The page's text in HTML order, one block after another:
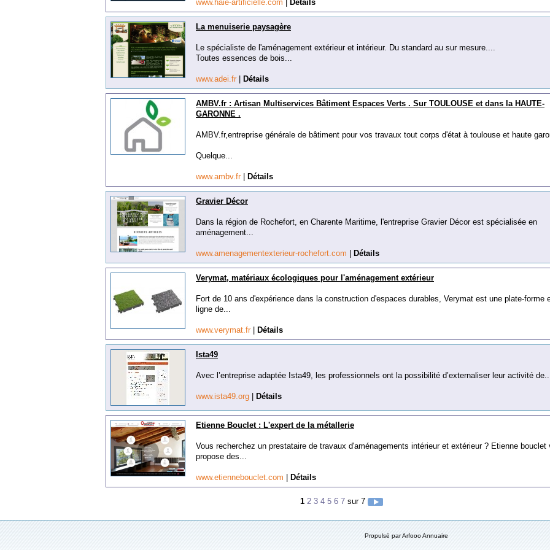
www.haie-artificielle.com Détails
La menuiserie paysagère
Le spécialiste de l'aménagement extérieur et intérieur. Du standard au sur mesure....
Toutes essences de bois...
www.adei.fr Détails
AMBV.fr : Artisan Multiservices Bâtiment Espaces Verts . Sur TOULOUSE et dans la HAUTE-
GARONNE .
AMBV.fr,entreprise générale de bâtiment pour vos travaux tout corps d'état à toulouse et haute
Quelque...
www.ambv.fr Détails
Gravier Décor
Dans la région de Rochefort, en Charente Maritime, l'entreprise Gravier Décor est spécialisée en
aménagement...
www.amenagementexterieur-rochefort.com Détails
Verymat, matériaux écologiques pour l'aménagement extérieur
Fort de 10 ans d'expérience dans la construction d'espaces durables, Verymat est une plate-forme
ligne de...
www.verymat.fr Détails
Ista49
Avec l’entreprise adaptée Ista49, les professionnels ont la possibilité d’externaliser leur activité
www.ista49.org Détails
Etienne Bouclet : L'expert de la métallerie
Vous recherchez un prestataire de travaux d'aménagements intérieur et extérieur ? Etienne bouclet
propose des...
www.etiennebouclet.com Détails
1 2 3 4 5 6 7sur 7
Propulsé par Arfooo Annuaire